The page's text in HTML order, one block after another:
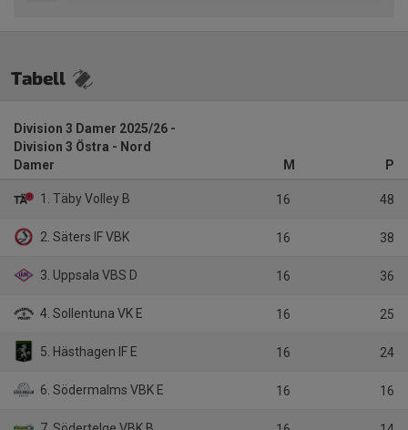
Tabell
Division 3 Damer 2025/26 -
Division 3 Östra - Nord
Damer
M P
1. Täby Volley B 16 48
2. Säters IF VBK 16 38
3. Uppsala VBS D 16 36
4. Sollentuna VK E 16 25
5. Hästhagen IF E 16 24
6. Södermalms VBK E 16 16